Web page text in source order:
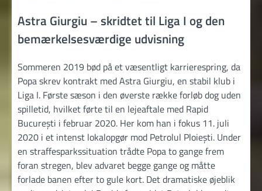
Astra Giurgiu – skridtet til Liga I og den
bemærkelsesværdige udvisning
Sommeren 2019 bød på et væsentligt karrierespring, da
Popa skrev kontrakt med Astra Giurgiu, en stabil klub i
Liga I. Første sæson i den øverste række forløb dog uden
spilletid, hvilket førte til en lejeaftale med Rapid
București i februar 2020. Her kom han i fokus 11. juli
2020 i et intenst lokalopgør mod Petrolul Ploiești. Under
en straffesparkssituation trådte Popa to gange frem
foran stregen, blev advaret begge gange og måtte
forlade banen efter to gule kort. Det dramatiske øjeblik